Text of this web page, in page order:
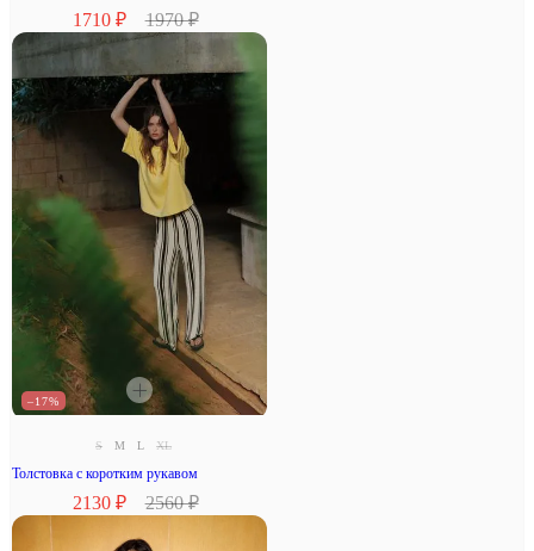
1710 ₽ 1970 ₽
–17%
S M L XL
Толстовка с коротким рукавом
2130 ₽ 2560 ₽